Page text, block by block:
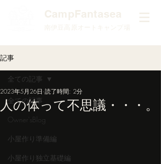
​CampFantasea
南伊豆高原オートキャンプ場
記事
全ての記事
Owner'sBlog
小屋作り準備編
小屋作り独立基礎編
全ての記事
人の体って不思議・・・。
2023年5月26日 読了時間: 2分